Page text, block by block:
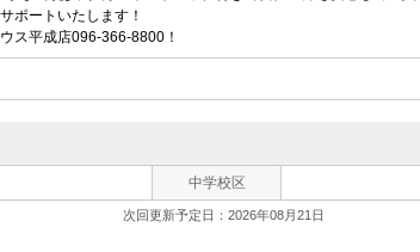
ポートいたします！
ス平成店096-366-8800！
中学校区
次回更新予定日：2026年08月21日